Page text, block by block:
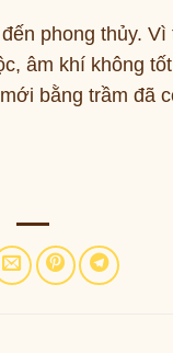
phong thủy.
âm khí không
bằng trầm đã